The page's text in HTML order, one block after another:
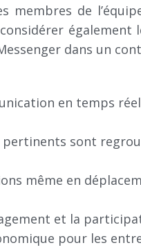
membres de
dans un
en temps
sont
même en
et la
pour les